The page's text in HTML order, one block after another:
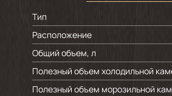
Тип
Расположение
Общий объем, л
Полезный объем холодильной
Полезный объем морозильной